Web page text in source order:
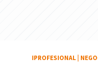
IPROFESIONAL